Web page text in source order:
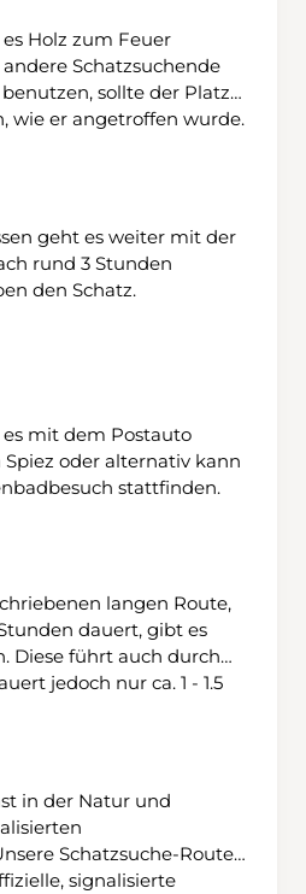
Holz zum Feuer
Schatzsuchende
sollte der Platz
wie er angetroffen wurde.
geht es weiter mit der
rund 3 Stunden
den Schatz.
mit dem Postauto
oder alternativ kann
stattfinden.
langen Route,
dauert, gibt es
Diese führt auch durch
jedoch nur ca. 1 - 1.5
in der Natur und
Schatzsuche-Route
signalisierte